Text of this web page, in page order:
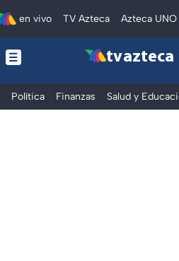
en vivo TV Azteca Azteca UNO
tv azteca
Política Finanzas Salud y